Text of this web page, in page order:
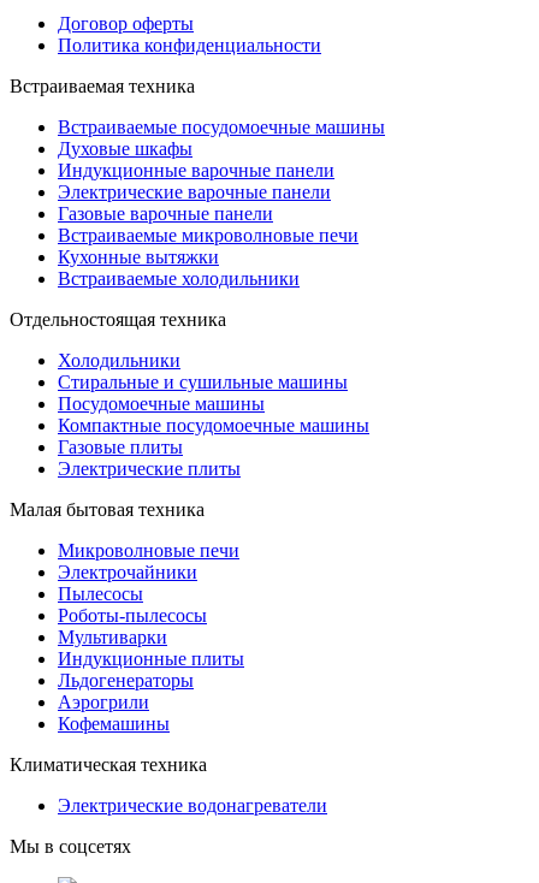
Договор оферты
Политика конфиденциальности
Встраиваемая техника
Встраиваемые посудомоечные машины
Духовые шкафы
Индукционные варочные панели
Электрические варочные панели
Газовые варочные панели
Встраиваемые микроволновые печи
Кухонные вытяжки
Встраиваемые холодильники
Отдельностоящая техника
Холодильники
Стиральные и сушильные машины
Посудомоечные машины
Компактные посудомоечные машины
Газовые плиты
Электрические плиты
Малая бытовая техника
Микроволновые печи
Электрочайники
Пылесосы
Роботы-пылесосы
Мультиварки
Индукционные плиты
Льдогенераторы
Аэрогрили
Кофемашины
Климатическая техника
Электрические водонагреватели
Мы в соцсетях